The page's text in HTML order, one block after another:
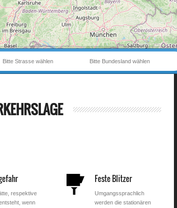
Bitte Bundesland wählen
Bitte Strasse wählen
respektive
wenn
Feste Blitzer
Umgangssprachlich
werden die stationären